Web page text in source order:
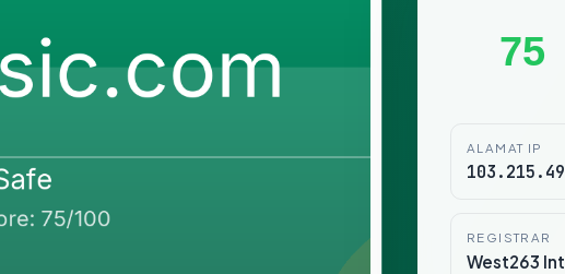
75
ALAMAT IP
REGISTRAR
West263